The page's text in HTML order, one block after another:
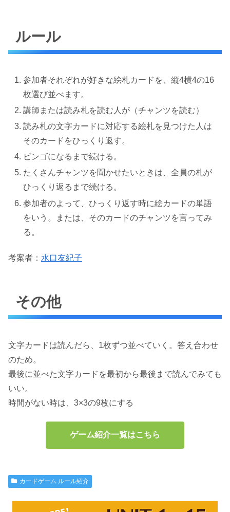
ルール
参加者それぞれが好きな絵札カードを、縦4横4の16
枚選び並べます。
講師または読み札を読む人が（チャンツを読む）
読み札の文字カードに対応する絵札を見つけた人は
そのカードをひっくり返す。
ビンゴになるまで続ける。
たくさんチャンツを聞かせたいときは、全員の札が
ひっくり返るまで続ける。
参加者のよって、ひっくり返す時に絵カードの単語
をいう。または、そのカードのチャンツを言ってみ
る。
考案者： 水口友紀子
その他
文字カードは読んだら、1枚ずつ並べていく。答え合わせ
のため。
最後に並べた文字カードを最初から最後まで読んでみても
いい。
時間がない時は、3×3の9枚にする
ゲーム紹介一覧はこちら
カードゲーム ルール紹介